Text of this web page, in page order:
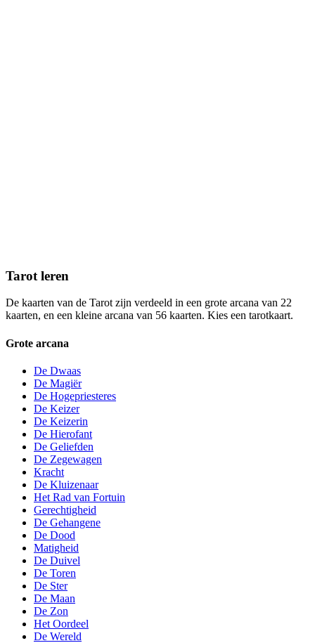
Tarot leren
De kaarten van de Tarot zijn verdeeld in een grote arcana van 22
kaarten, en een kleine arcana van 56 kaarten. Kies een tarotkaart.
Grote arcana
De Dwaas
De Magiër
De Hogepriesteres
De Keizer
De Keizerin
De Hierofant
De Geliefden
De Zegewagen
Kracht
De Kluizenaar
Het Rad van Fortuin
Gerechtigheid
De Gehangene
De Dood
Matigheid
De Duivel
De Toren
De Ster
De Maan
De Zon
Het Oordeel
De Wereld